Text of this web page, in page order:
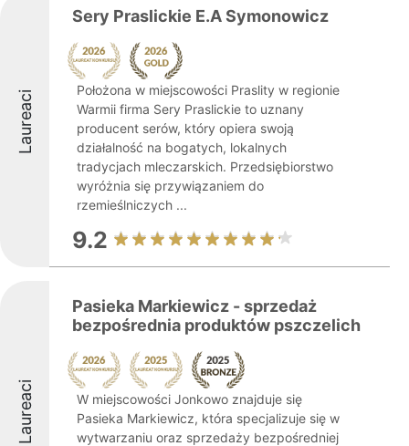
Laureaci
Sery Praslickie E.A Symonowicz
Położona w miejscowości Praslity w regionie
Warmii firma Sery Praslickie to uznany
producent serów, który opiera swoją
działalność na bogatych, lokalnych
tradycjach mleczarskich. Przedsiębiorstwo
wyróżnia się przywiązaniem do
rzemieślniczych ...
9.2
Laureaci
Pasieka Markiewicz - sprzedaż
bezpośrednia produktów pszczelich
W miejscowości Jonkowo znajduje się
Pasieka Markiewicz, która specjalizuje się w
wytwarzaniu oraz sprzedaży bezpośredniej